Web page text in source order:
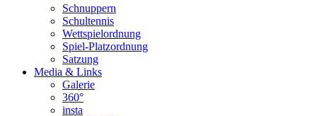
Schnuppern
Schultennis
Wettspielordnung
Spiel-Platzordnung
Satzung
Media & Links
Galerie
360°
insta